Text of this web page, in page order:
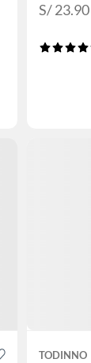
S/ 23.90
TODINNO